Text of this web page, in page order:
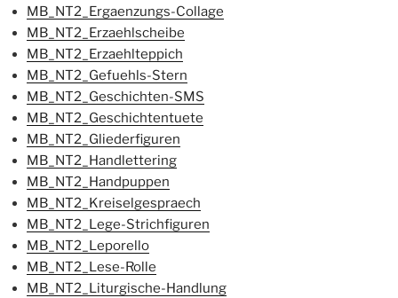
MB_NT2_Ergaenzungs-Collage
MB_NT2_Erzaehlscheibe
MB_NT2_Erzaehlteppich
MB_NT2_Gefuehls-Stern
MB_NT2_Geschichten-SMS
MB_NT2_Geschichtentuete
MB_NT2_Gliederfiguren
MB_NT2_Handlettering
MB_NT2_Handpuppen
MB_NT2_Kreiselgespraech
MB_NT2_Lege-Strichfiguren
MB_NT2_Leporello
MB_NT2_Lese-Rolle
MB_NT2_Liturgische-Handlung